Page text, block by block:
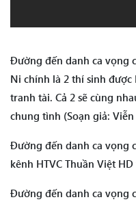
Đường đến danh ca vọng
Ni chính là 2 thí sinh được
tranh tài. Cả 2 sẽ cùng
chung tình (Soạn giả: Viễn
Đường đến danh ca vọng
kênh HTVC Thuần Việt
Đường đến danh ca vọng